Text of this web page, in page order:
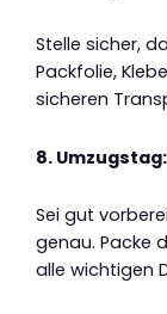
Stelle sicher,
Packfolie,
sicheren
8. Umzugstag:
Sei gut
genau. Packe
alle wichtigen